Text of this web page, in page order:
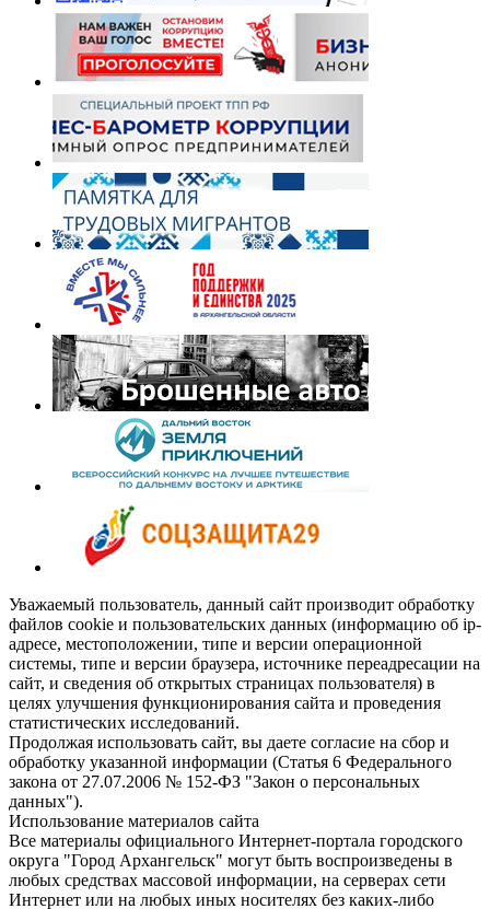
Уважаемый пользователь, данный сайт производит обработку
файлов cookie и пользовательских данных (информацию об ip-
адресе, местоположении, типе и версии операционной
системы, типе и версии браузера, источнике переадресации на
сайт, и сведения об открытых страницах пользователя) в
целях улучшения функционирования сайта и проведения
статистических исследований.
Продолжая использовать сайт, вы даете согласие на сбор и
обработку указанной информации (Статья 6 Федерального
закона от 27.07.2006 № 152-ФЗ "Закон о персональных
данных").
Использование материалов сайта
Все материалы официального Интернет-портала городского
округа "Город Архангельск" могут быть воспроизведены в
любых средствах массовой информации, на серверах сети
Интернет или на любых иных носителях без каких-либо